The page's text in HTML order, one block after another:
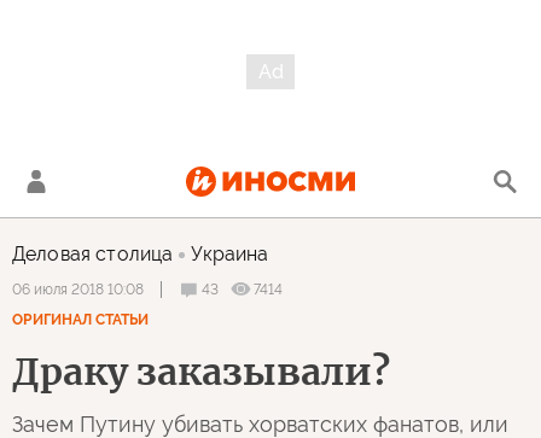
Деловая столица Украина
06 июля 2018 10:08 43
7414
ОРИГИНАЛ СТАТЬИ
Драку заказывали?
Зачем Путину убивать хорватских фанатов, или